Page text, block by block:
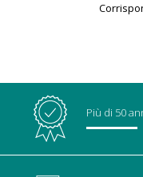
Più di 50